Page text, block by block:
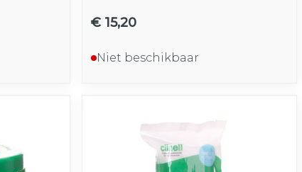
€ 15,20
Niet beschikbaar